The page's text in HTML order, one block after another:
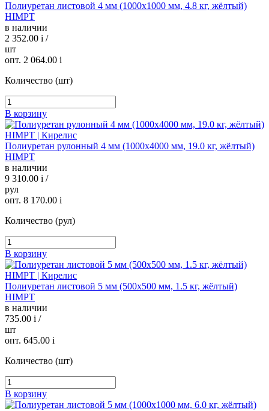
Полиуретан листовой 4 мм (1000х1000 мм, 4.8 кг, жёлтый)
HIMPT
в наличии
2 352.00 i /
шт
опт. 2 064.00 i
Количество (шт)
В корзину
Полиуретан рулонный 4 мм (1000х4000 мм, 19.0 кг, жёлтый)
HIMPT
в наличии
9 310.00 i /
рул
опт. 8 170.00 i
Количество (рул)
В корзину
Полиуретан листовой 5 мм (500х500 мм, 1.5 кг, жёлтый)
HIMPT
в наличии
735.00 i /
шт
опт. 645.00 i
Количество (шт)
В корзину